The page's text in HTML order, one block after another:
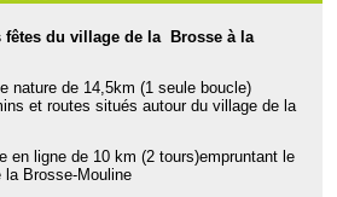
fêtes du village de la Brosse à la
nature de 14,5km (1 seule boucle)
et routes situés autour du village de la
en ligne de 10 km (2 tours)empruntant le
Brosse-Mouline